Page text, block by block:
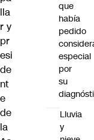
lla
r y
pr
esi
de
nt
e
de
la
que
había
pedido
especial
por
su
Lluvia
y